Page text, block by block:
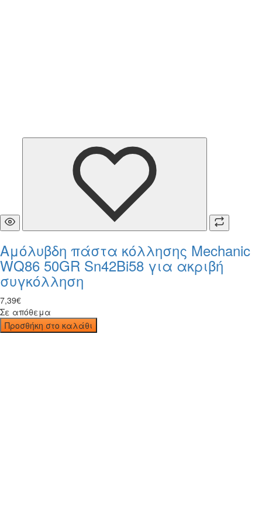
Αμόλυβδη πάστα κόλλησης Mechanic
WQ86 50GR Sn42Bi58 για ακριβή
συγκόλληση
7,39€
Σε απόθεμα
Προσθήκη στο καλάθι